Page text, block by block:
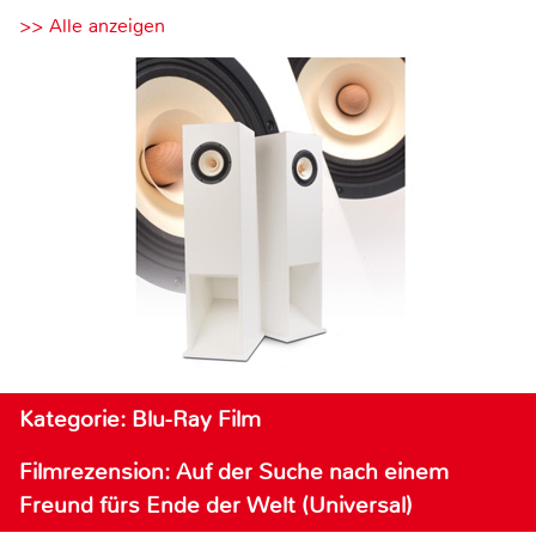
>> Alle anzeigen
Kategorie: Blu-Ray Film
Filmrezension: Auf der Suche nach einem
Freund fürs Ende der Welt (Universal)